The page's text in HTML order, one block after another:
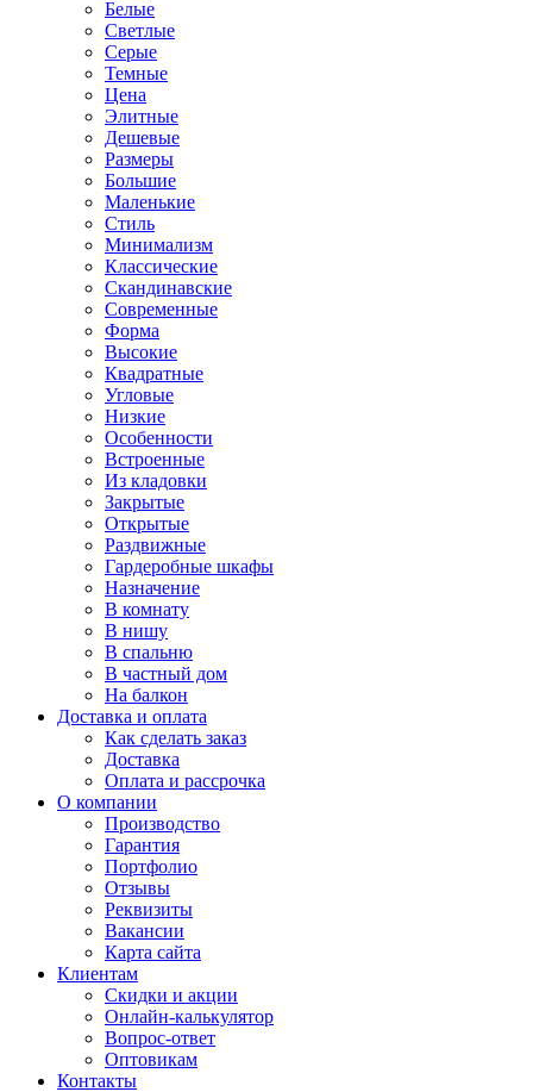
Белые
Светлые
Серые
Темные
Цена
Элитные
Дешевые
Размеры
Большие
Маленькие
Стиль
Минимализм
Классические
Скандинавские
Современные
Форма
Высокие
Квадратные
Угловые
Низкие
Особенности
Встроенные
Из кладовки
Закрытые
Открытые
Раздвижные
Гардеробные шкафы
Назначение
В комнату
В нишу
В спальню
В частный дом
На балкон
Доставка и оплата
Как сделать заказ
Доставка
Оплата и рассрочка
О компании
Производство
Гарантия
Портфолио
Отзывы
Реквизиты
Вакансии
Карта сайта
Клиентам
Скидки и акции
Онлайн-калькулятор
Вопрос-ответ
Оптовикам
Контакты